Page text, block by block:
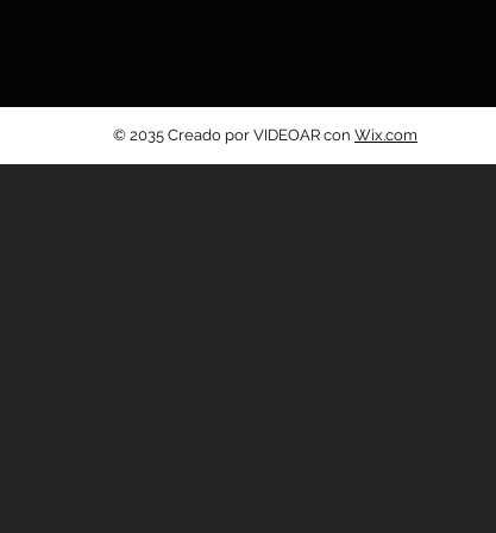
© 2035 Creado por VIDEOAR con Wix.com